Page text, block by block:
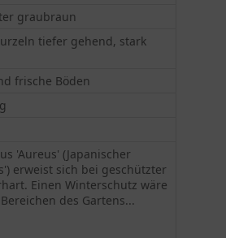
graubraun
tiefer gehend, stark
frische Böden
'Aureus' (Japanischer
erweist sich bei geschützter
Einen Winterschutz wäre
des Gartens...